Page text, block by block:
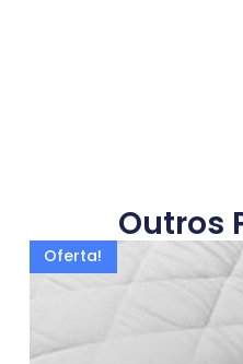
Outros
Oferta!